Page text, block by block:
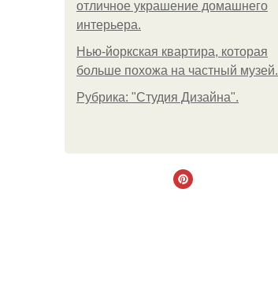
отличное украшение домашнего
интерьера.
Нью-йоркская квартира, которая
больше похожа на частный музей.
Рубрика: "Студия Дизайна".